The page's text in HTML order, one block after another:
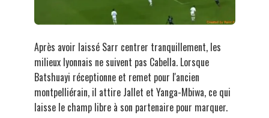
Après avoir laissé Sarr centrer tranquillement, les
milieux lyonnais ne suivent pas Cabella. Lorsque
Batshuayi réceptionne et remet pour l'ancien
montpelliérain, il attire Jallet et Yanga-Mbiwa, ce qui
laisse le champ libre à son partenaire pour marquer.